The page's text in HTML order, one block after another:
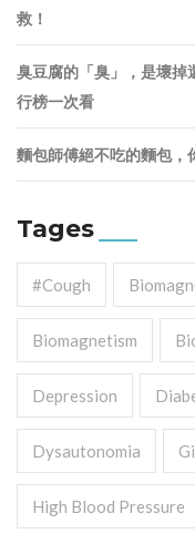
救！
臭豆腐的「臭」，是壞掉
行榜一次看
麵包師傅絕不吃的麵包，
Tages
#cough
Biomagnetism
Depression
Dysautonomia
High Blood Pressure